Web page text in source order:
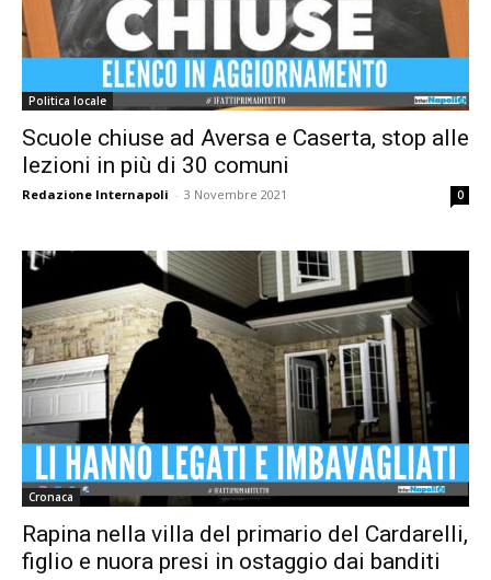
Politica locale
Scuole chiuse ad Aversa e Caserta, stop alle
lezioni in più di 30 comuni
Redazione Internapoli - 3 Novembre 2021 0
Cronaca
Rapina nella villa del primario del Cardarelli,
figlio e nuora presi in ostaggio dai banditi